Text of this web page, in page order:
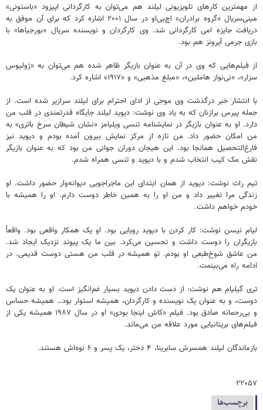
از مهمترین کارهای تلویزیونی لیلند هم می‌توان به کارگردانی اپیزود «باستونی»
مینی‌سریال «گروه برادران» اچ‌بی‌او در سال ۲۰۰۱ اشاره کرد که برای آن موفق به
دریافت جایزه امی کارگردانی شد. وی کارگردان و نویسنده سریال «بورجیاها» با
بازی جرمی آیرونز هم بود.
از فیلم‌هایی که وی در آن به عنوان بازیگر ظاهر شده هم می‌توان به «ژولیوس
سزار»، «نی‌نواز هاملین»، «مبلغ مذهبی» و «۱۹۱۷» اشاره کرد.
با انتشار خبر درگذشت وی موجی از ادای احترام برای لیلند سرازیر شده است. از
جمله پیرس برازنان که به یاد وی نوشت: دیوید لیلند جایگاه قدرتمندی در قلب من
دارد. او به عنوان بازیگر در نمایشنامه تنسی ویلیامز «نشان شیطان سرخ باتری» به
من امکان حضور داد. من تازه از مرکز نمایش بیرون آمده بودم و دیوید نیز
فارغ‌التحصیل همانجا بود. این هیجان دوران جوانی من بود که به عنوان بازیگر
نقش مک کیب انتخاب شدم و با دیوید و تنسی همراه شدم.
تیم راث نوشت: دیوید از همان ابتدای این ماجراجویی دیوانه‌وار حضور داشت. او
زندگی مرا تغییر داد و من او را به همین خاطر دوست دارم. او را همیشه با
خودم خواهم داشت.
لیام نیسن نوشت: کار کردن با دیوید رویایی بود. او یک همکار واقعی بود. واقعاً
بازیگران را دوست داشت و تحسین می‌کرد. بین ما یک پیوند نزدیک ایجاد شد.
من عاشق شوخ‌طبعی او بودم. تو همیشه در قلب من هستی دوست قدیمی. در
ادامه راه می‌بینمت.
تری گیلیام هم نوشت: از دست دادن دیوید بسیار غم‌انگیز است. او به عنوان یک
دوست، و به عنوان یک نویسنده و کارگردان، همیشه استوار بود… همیشه حساس
و بی‌رحمانه صادق بود. فیلم «کاش اینجا بودی» او در سال ۱۹۸۷ همیشه یکی از
فیلم‌های بریتانیایی مورد علاقه من می‌ماند.
بازماندگان لیلند همسرش سابرینا، ۴ دختر، یک پسر و ۶ نوه‌اش هستند.
۲۲۰۵۷
برچسب‌ها